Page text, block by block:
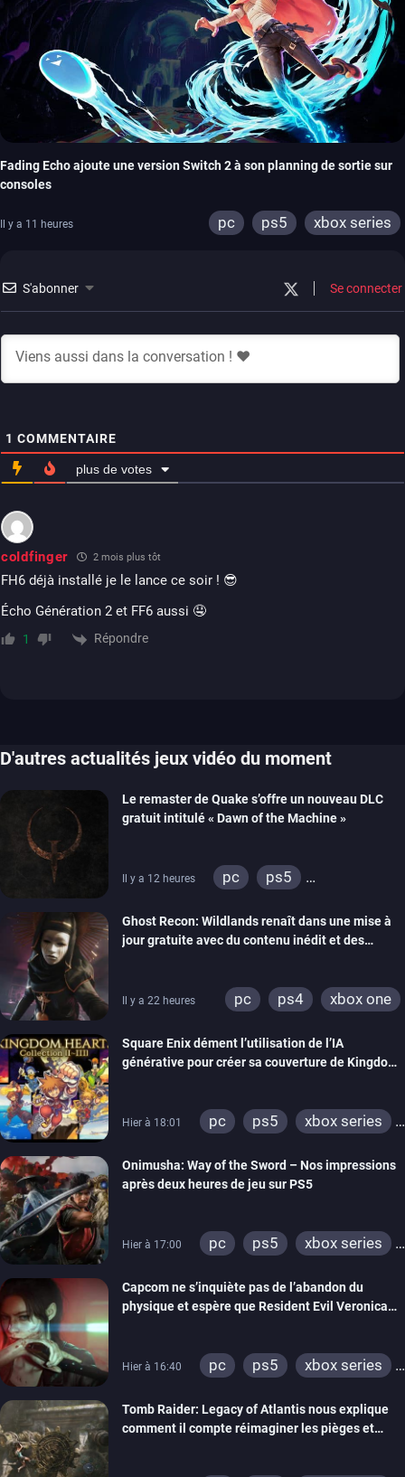
Fading Echo ajoute une version Switch 2 à son planning de sortie sur
consoles
Il y a 11 heures pc ps5 xbox series
S'abonner Se connecter
1 COMMENTAIRE
plus de votes
coIdfinger 2 mois plus tôt
FH6 déjà installé je le lance ce soir ! 😎
Écho Génération 2 et FF6 aussi 🤤
1 Répondre
D'autres actualités jeux vidéo du moment
Le remaster de Quake s’offre un nouveau DLC
gratuit intitulé « Dawn of the Machine »
Il y a 12 heures pc
ps5
ps4
xbox one
nintendo 64
Ghost Recon: Wildlands renaît dans une mise à
jour gratuite avec du contenu inédit et des
Il y a 22 heures pc ps4 xbox one
Square Enix dément l’utilisation de l’IA
générative pour créer sa couverture de Kingdom
Hier à 18:01 pc ps5
xbox series
Onimusha: Way of the Sword – Nos impressions
après deux heures de jeu sur PS5
Hier à 17:00 pc ps5
xbox series
Capcom ne s’inquiète pas de l’abandon du
physique et espère que Resident Evil Veronica
Hier à 16:40 pc ps5
xbox series
Tomb Raider: Legacy of Atlantis nous explique
comment il compte réimaginer les pièges et